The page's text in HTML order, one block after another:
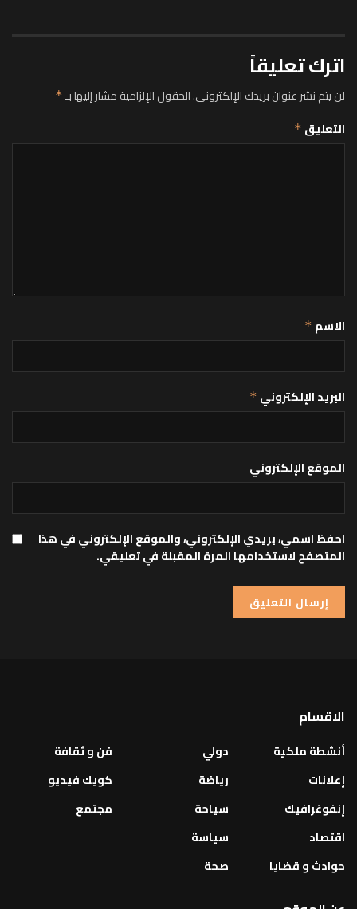
اترك تعليقاً
لن يتم نشر عنوان بريدك الإلكتروني.الحقول الإلزامية مشار إليها بـ*
التعليق *
الاسم *
البريد الإلكتروني *
الموقع الإلكتروني
احفظ اسمي، بريدي الإلكتروني، والموقع الإلكتروني في هذا
المتصفح لاستخدامها المرة المقبلة في تعليقي.
الاقسام
أنشطة ملكية
إعلانات
إنفوغرافيك
اقتصاد
حوادث و قضايا
دولي
رياضة
سياحة
سياسة
صحة
فن و ثقافة
كويك فيديو
مجتمع